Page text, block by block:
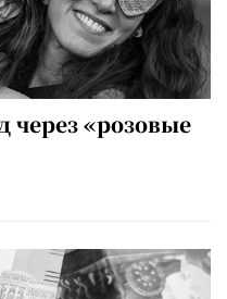
через «розовые